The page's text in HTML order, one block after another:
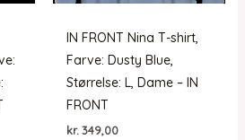
IN FRONT Nina T-shirt,
Farve: Dusty Blue,
Størrelse: L, Dame – IN
FRONT
kr.349,00